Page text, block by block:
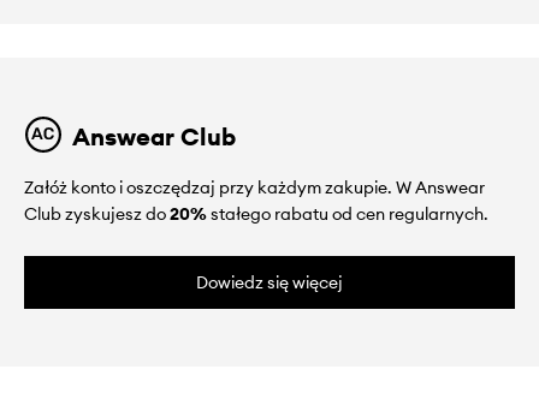
Answear Club
Załóż konto i oszczędzaj przy każdym zakupie. W Answear
Club zyskujesz do20%stałego rabatu od cen regularnych.
Dowiedz się więcej